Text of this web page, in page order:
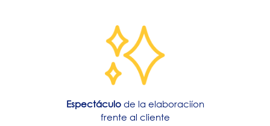
Espectáculode la elaboraciíon
frente al cliente